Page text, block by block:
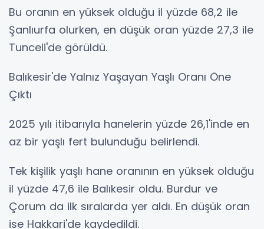
Bu oranın en yüksek olduğu il yüzde 68,2 ile
Şanlıurfa olurken, en düşük oran yüzde 27,3 ile
Tunceli'de görüldü.
Balıkesir'de Yalnız Yaşayan Yaşlı Oranı Öne
Çıktı
2025 yılı itibarıyla hanelerin yüzde 26,1'inde en
az bir yaşlı fert bulunduğu belirlendi.
Tek kişilik yaşlı hane oranının en yüksek olduğu
il yüzde 47,6 ile Balıkesir oldu. Burdur ve
Çorum da ilk sıralarda yer aldı. En düşük oran
ise Hakkari'de kaydedildi.